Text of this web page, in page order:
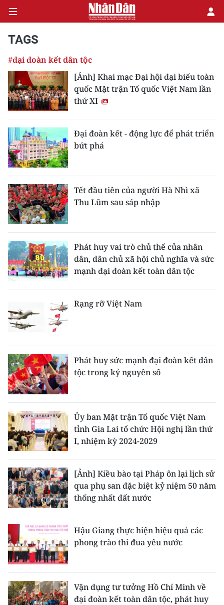
CHÍNH TRỊ
KINH TẾ
XÃ HỘI
PHÁP LUẬT
DU LỊCH
THẾ GIỚI
GIÁO DỤC
KHOA HỌC - CÔNG NGHỆ
MÔI TRƯỜNG
BẠN ĐỌC
KIỂM CHỨNG THÔNG TIN
54 DÂN TỘC VIỆT NAM
CHƯƠNG TRÌNH OCOP - MỖI XÃ
MỘT SẢN PHẨM
RADIO
MEDIA CENTER
E-Magazine
Video
Media Chính trị
TAGS
#đại đoàn kết dân tộc
[Ảnh] Khai mạc Đại hội đại biểu toàn
quốc Mặt trận Tổ quốc Việt Nam lần
thứ XI
Đại đoàn kết - động lực để phát triển
bứt phá
Tết đầu tiên của người Hà Nhì xã
Thu Lũm sau sáp nhập
Phát huy vai trò chủ thể của nhân
dân, dân chủ xã hội chủ nghĩa và sức
mạnh đại đoàn kết toàn dân tộc
Rạng rỡ Việt Nam
Phát huy sức mạnh đại đoàn kết dân
tộc trong kỷ nguyên số
Ủy ban Mặt trận Tổ quốc Việt Nam
tỉnh Gia Lai tổ chức Hội nghị lần thứ
I, nhiệm kỳ 2024-2029
[Ảnh] Kiều bào tại Pháp ôn lại lịch sử
qua phụ san đặc biệt kỷ niệm 50 năm
thống nhất đất nước
Hậu Giang thực hiện hiệu quả các
phong trào thi đua yêu nước
Vận dụng tư tưởng Hồ Chí Minh về
đại đoàn kết toàn dân tộc, phát huy